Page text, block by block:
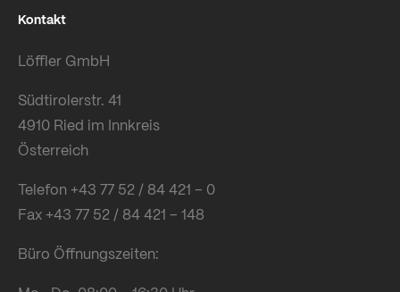
Kontakt
Löffler GmbH
Südtirolerstr. 41
4910 Ried im Innkreis
Österreich
Telefon +43 77 52 / 84 421 – 0
Fax +43 77 52 / 84 421 – 148
Büro Öffnungszeiten: